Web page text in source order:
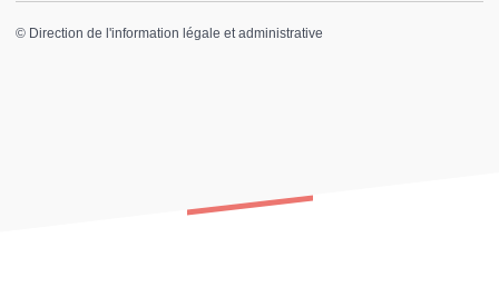
© Direction de l'information légale et administrative